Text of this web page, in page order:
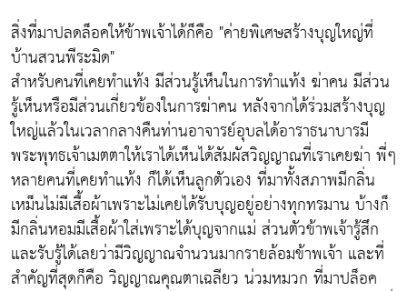
สิ่งที่มาปลดล็อคให้ข้าพเจ้าได้ก็คือ "ค่ายพิเศษสร้างบุญใหญ่ที่
บ้านสวนพีระมิด"
สำหรับคนที่เคยทำแท้ง มีส่วนรู้เห็นในการทำแท้ง ฆ่าคน มีส่วน
รู้เห็นหรือมีส่วนเกี่ยวข้องในการฆ่าคน หลังจากได้ร่วมสร้างบุญ
ใหญ่แล้วในเวลากลางคืนท่านอาจารย์อุบลได้อาราธนาบารมี
พระพุทธเจ้าเมตตาให้เราได้เห็นได้สัมผัสวิญญาณที่เราเคยฆ่า พี่ๆ
หลายคนที่เคยทำแท้ง ก็ได้เห็นลูกตัวเอง ที่มาทั้งสภาพมีกลิ่น
เหม็นไม่มีเสื้อผ้าเพราะไม่เคยได้รับบุญอยู่อย่างทุกทรมาน บ้างก็
มีกลิ่นหอมมีเสื้อผ้าใส่เพราะได้บุญจากแม่ ส่วนตัวข้าพเจ้ารู้สึก
และรับรู้ได้เลยว่ามีวิญญาณจำนวนมากรายล้อมข้าพเจ้า และที่
สำคัญที่สุดก็คือ วิญญาณคุณตาเฉลียว น่วมหมวก ที่มาปล็อค